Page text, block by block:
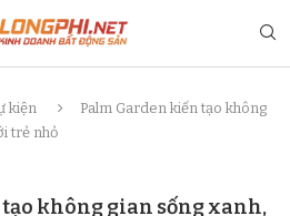
kiện
Palm Garden kiến tạo không
trẻ nhỏ
không gian sống xanh,